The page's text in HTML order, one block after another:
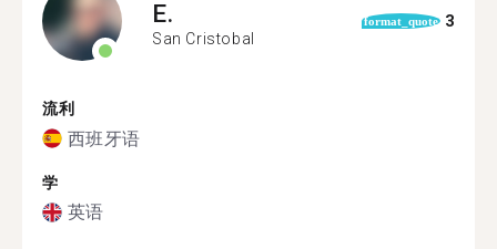
E.
San Cristobal
format_quote 3
流利
西班牙语
学
英语